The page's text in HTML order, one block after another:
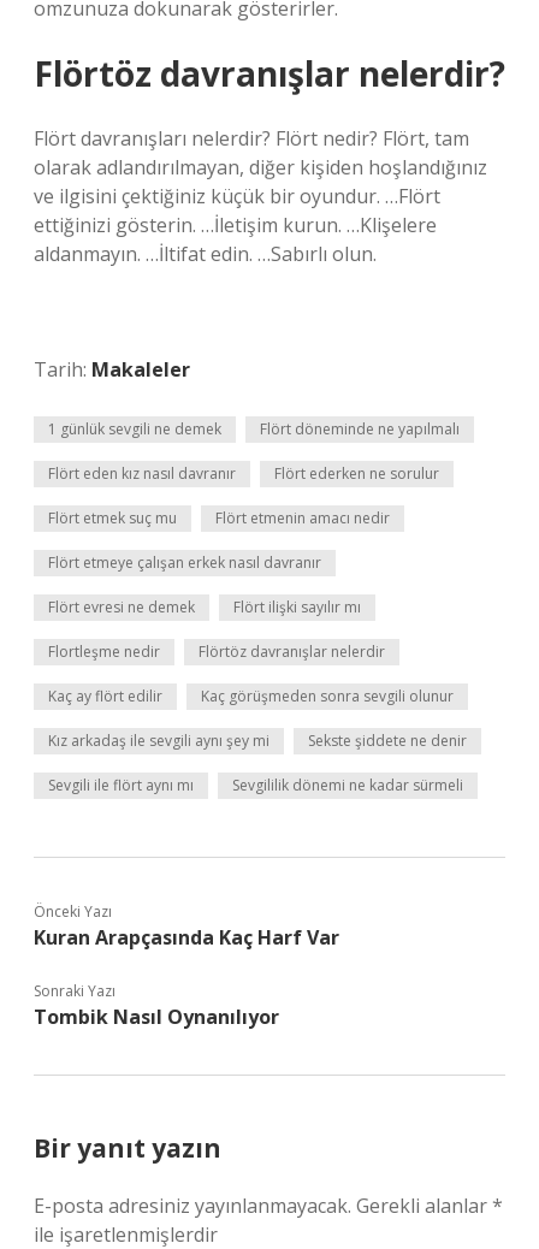
omzunuza dokunarak gösterirler.
Flörtöz davranışlar nelerdir?
Flört davranışları nelerdir? Flört nedir? Flört, tam
olarak adlandırılmayan, diğer kişiden hoşlandığınız
ve ilgisini çektiğiniz küçük bir oyundur. …Flört
ettiğinizi gösterin. …İletişim kurun. …Klişelere
aldanmayın. …İltifat edin. …Sabırlı olun.
Tarih: Makaleler
1 günlük sevgili ne demek Flört döneminde ne yapılmalı
Flört eden kız nasıl davranır Flört ederken ne sorulur
Flört etmek suç mu Flört etmenin amacı nedir
Flört etmeye çalışan erkek nasıl davranır
Flört evresi ne demek Flört ilişki sayılır mı
Flortleşme nedir Flörtöz davranışlar nelerdir
Kaç ay flört edilir Kaç görüşmeden sonra sevgili olunur
Kız arkadaş ile sevgili aynı şey mi Sekste şiddete ne denir
Sevgili ile flört aynı mı Sevgililik dönemi ne kadar sürmeli
Önceki Yazı
Kuran Arapçasında Kaç Harf Var
Sonraki Yazı
Tombik Nasıl Oynanılıyor
Bir yanıt yazın
E-posta adresiniz yayınlanmayacak. Gerekli alanlar*
ile işaretlenmişlerdir